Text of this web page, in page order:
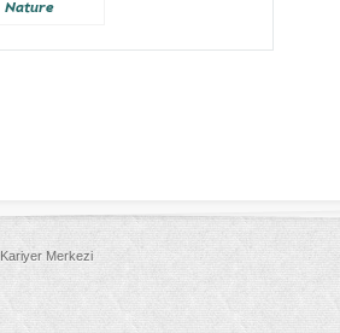
Nature
Kariyer Merkezi